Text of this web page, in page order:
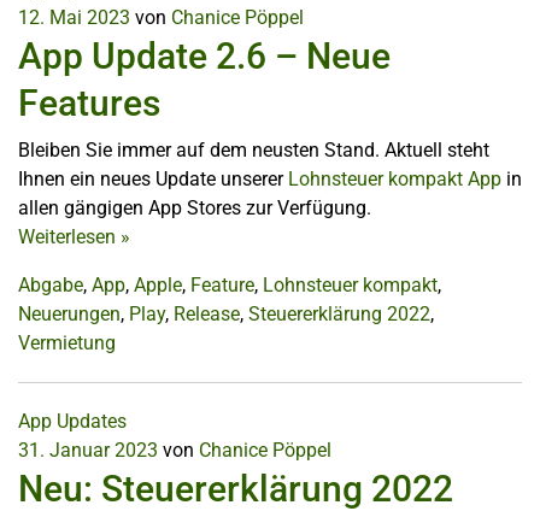
12. Mai 2023 von Chanice Pöppel
App Update 2.6 – Neue
Features
Bleiben Sie immer auf dem neusten Stand. Aktuell steht
Ihnen ein neues Update unserer Lohnsteuer kompakt App in
allen gängigen App Stores zur Verfügung.
Weiterlesen »
Abgabe, App, Apple, Feature, Lohnsteuer kompakt,
Neuerungen, Play, Release, Steuererklärung 2022,
Vermietung
App Updates
31. Januar 2023 von Chanice Pöppel
Neu: Steuererklärung 2022